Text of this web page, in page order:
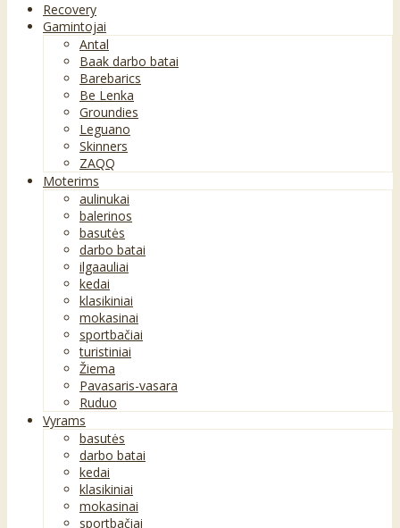
Recovery
Gamintojai
Antal
Baak darbo batai
Barebarics
Be Lenka
Groundies
Leguano
Skinners
ZAQQ
Moterims
aulinukai
balerinos
basutės
darbo batai
ilgaauliai
kedai
klasikiniai
mokasinai
sportbačiai
turistiniai
Žiema
Pavasaris-vasara
Ruduo
Vyrams
basutės
darbo batai
kedai
klasikiniai
mokasinai
sportbačiai